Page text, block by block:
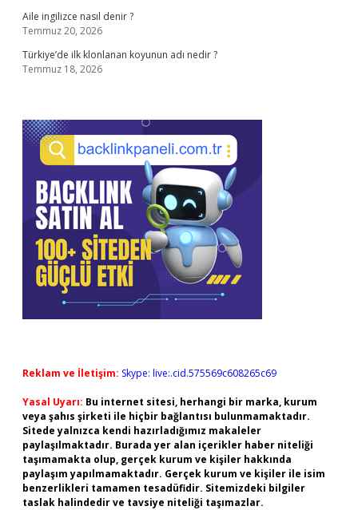
Aile ingilizce nasıl denir ?
Temmuz 20, 2026
Türkiye’de ilk klonlanan koyunun adı nedir ?
Temmuz 18, 2026
Reklam ve İletişim: Skype: live:.cid.575569c608265c69
Yasal Uyarı: Bu internet sitesi, herhangi bir marka, kurum
veya şahıs şirketi ile hiçbir bağlantısı bulunmamaktadır.
Sitede yalnızca kendi hazırladığımız makaleler
paylaşılmaktadır. Burada yer alan içerikler haber niteliği
taşımamakta olup, gerçek kurum ve kişiler hakkında
paylaşım yapılmamaktadır. Gerçek kurum ve kişiler ile isim
benzerlikleri tamamen tesadüfidir. Sitemizdeki bilgiler
taslak halindedir ve tavsiye niteliği taşımazlar.